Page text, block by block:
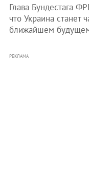
Глава Бундестага
что Украина станет
ближайшем
РЕКЛАМА